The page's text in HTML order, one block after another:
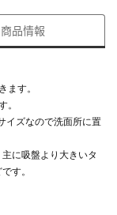
商品情報
ます。
。
イズなので洗面所に置
に吸盤より大きいタ
す。